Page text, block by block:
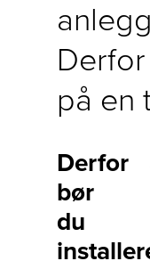
på en
Derfor
bør
du